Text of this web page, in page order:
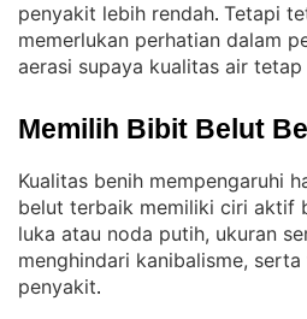
penyakit lebih rendah. Tetapi
memerlukan perhatian dalam
aerasi supaya kualitas air
Memilih Bibit Belut
Kualitas benih mempengaruhi
belut terbaik memiliki ciri aktif
luka atau noda putih, ukuran
menghindari kanibalisme,
penyakit.